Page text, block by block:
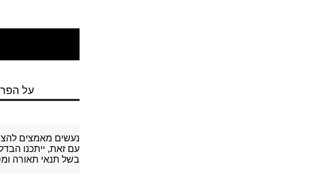
על
נעשים מאמצים
עם זאת, ייתכנו
בשל תנאי תאורה